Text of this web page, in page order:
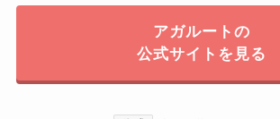
アガルートの
公式サイトを見る